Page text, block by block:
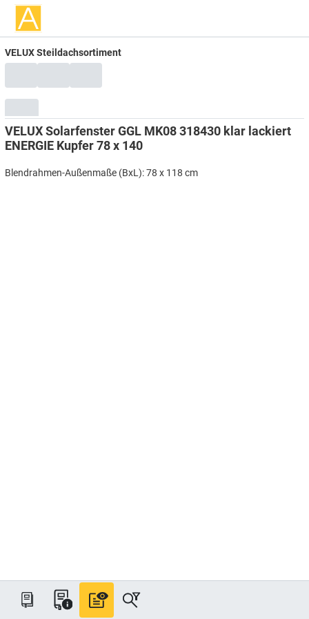
VELUX Steildachsortiment
VELUX Solarfenster GGL MK08 318430 klar lackiert
ENERGIE Kupfer 78 x 140
Blendrahmen-Außenmaße (BxL): 78 x 118 cm